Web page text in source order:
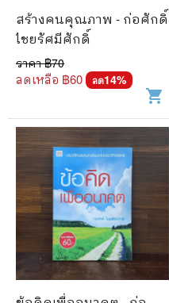
สร้างคนคุณภาพ - ก่อศักดิ์
ไชยรัศมีศักดิ์
ราคา ฿70
ลดเหลือ ฿60 ลด14%
shopping_cart